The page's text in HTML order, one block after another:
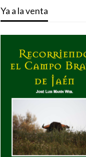
Ya a la venta